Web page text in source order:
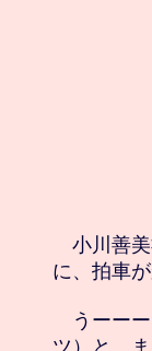
小川善美
に、拍車が
うーーー
ツ）と、